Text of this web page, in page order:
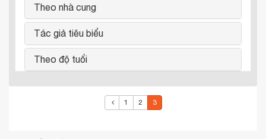
Theo nhà cung
Tác giả tiêu biểu
Theo độ tuổi
1 2 3